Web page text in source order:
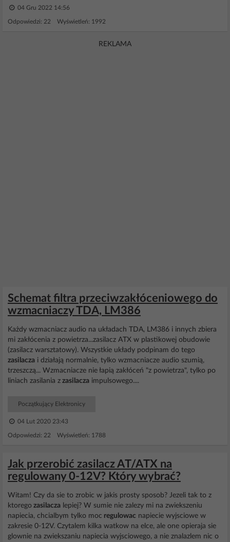
04 Gru 2022 14:56
Odpowiedzi: 22 Wyświetleń: 1992
REKLAMA
Schemat filtra przeciwzakłóceniowego do
wzmacniaczy TDA, LM386
Każdy wzmacniacz audio na układach TDA, LM386 i innych zbiera
mi zakłócenia z powietrza...zasilacz ATX w plastikowej obudowie
(zasilacz warsztatowy). Wszystkie układy podpinam do tego
zasilacza i działają normalnie, tylko wzmacniacze audio szumią,
trzeszczą... Wzmacniacze nie łapią zakłóceń "z powietrza", tylko po
liniach zasilania z zasilacza impulsowego....
Początkujący Elektronicy
04 Lut 2020 23:43
Odpowiedzi: 22 Wyświetleń: 1788
Jak przerobić zasilacz AT/ATX na
regulowany 0-12V? Który wybrać?
Witam! Czy da sie to zrobic w jakis prosty sposob? Jezeli tak to z
ktorego zasilacza lepiej? W sumie nie zalezy mi na zwiekszeniu
napiecia, chcialbym tylko moc regulowac napiecie wyjsciowe w
zakresie 0-12V. Czytalem kilka watkow na elce, ale one opieraja sie
glownie na zwiekszaniu napiecia wyjsciowego, a nie znalazlem nic o